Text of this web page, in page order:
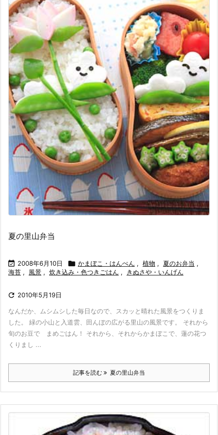
夏の里山弁当
 2008年6月10日  かまぼこ・はんぺん , 植物 , 夏のお弁当 ,
海苔 , 風景 , 炊き込み・色つきごはん , きぬさや・いんげん
 2010年5月19日
なんだか、ムシムシした毎日なので、スカッと晴れた風景をつくりま
した。 緑の小山と入道雲、田んぼの広がる里山の風景です。 それから
旬のお豆で まめごはん！ それから、それからかまぼこで、蓮の花つ
くりまし ...
記事を読む 夏の里山弁当